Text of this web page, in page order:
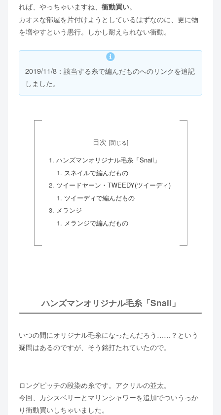
れば、やっちゃいますね、 衝動買い。
カオスな部屋を片付けようとしているはずなのに、更に物
を増やすという愚行。しかし耐えられない衝動。
2019/11/8：該当する糸で編んだものへのリンクを追記
しました。
目次
ハンズマンオリジナル毛糸「Snail」
スネイルで編んだもの
ツイードヤーン・TWEEDY(ツイーディ)
ツイーディで編んだもの
メランジ
メランジで編んだもの
ハンズマンオリジナル毛糸「Snail」
いつの間にオリジナル毛糸になったんだろう……？という
疑問はあるのですが、そう銘打たれていたので。
ロングピッチの段染め糸です。アクリルの並太。
今回、カシスベリーとマリンシャワーを追加でついうっか
り衝動買いしちゃいました。